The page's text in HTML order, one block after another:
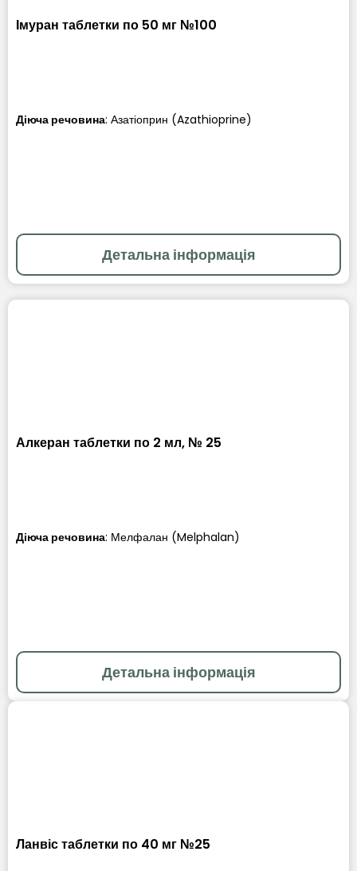
Імуран таблетки по 50 мг №100
Діюча речовина: Азатіоприн (Azathioprine)
Детальна інформація
Алкеран таблетки по 2 мл, № 25
Діюча речовина: Мелфалан (Melphalan)
Детальна інформація
Ланвіс таблетки по 40 мг №25